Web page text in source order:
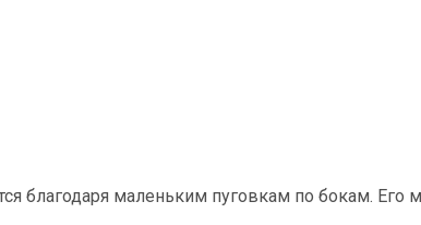
благодаря маленьким пуговкам по бокам.